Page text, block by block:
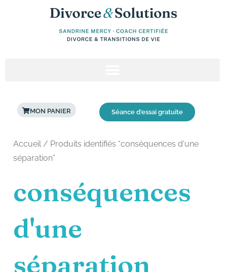
MON PANIER Séance d'essai gratuite
Accueil/ Produits identifiés “conséquences d'une
séparation”
conséquences
d'une
séparation